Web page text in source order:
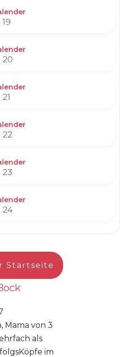
24
Startseite
Mama von 3
als
im